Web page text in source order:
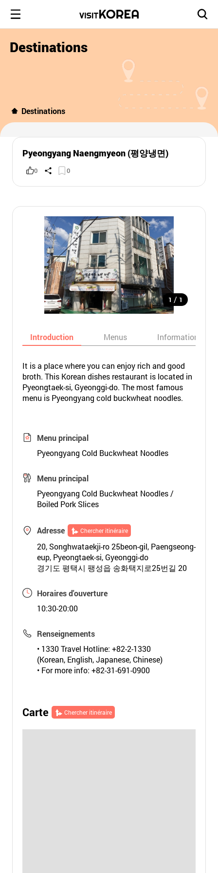
Destinations
Destinations
Pyeongyang Naengmyeon (평양냉면)
0 0
1 / 1
Introduction Menus Informations
It is a place where you can enjoy rich and good
broth. This Korean dishes restaurant is located in
Pyeongtaek-si, Gyeonggi-do. The most famous
menu is Pyeongyang cold buckwheat noodles.
Menu principal
Pyeongyang Cold Buckwheat Noodles
Menu principal
Pyeongyang Cold Buckwheat Noodles /
Boiled Pork Slices
Adresse Chercher itinéraire
20, Songhwataekji-ro 25beon-gil, Paengseong-
eup, Pyeongtaek-si, Gyeonggi-do
경기도 평택시 팽성읍 송화택지로25번길 20
Horaires d'ouverture
10:30-20:00
Renseignements
• 1330 Travel Hotline: +82-2-1330
(Korean, English, Japanese, Chinese)
• For more info: +82-31-691-0900
Carte Chercher itinéraire